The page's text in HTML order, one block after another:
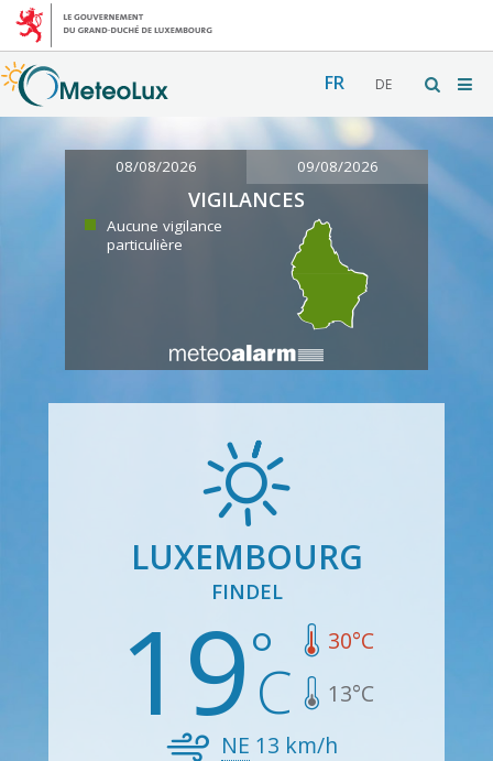
FR DE
08/08/2026 09/08/2026
VIGILANCES
Aucune vigilance
particulière
LUXEMBOURG
FINDEL
19 30°C
13°C
NE 13 km/h